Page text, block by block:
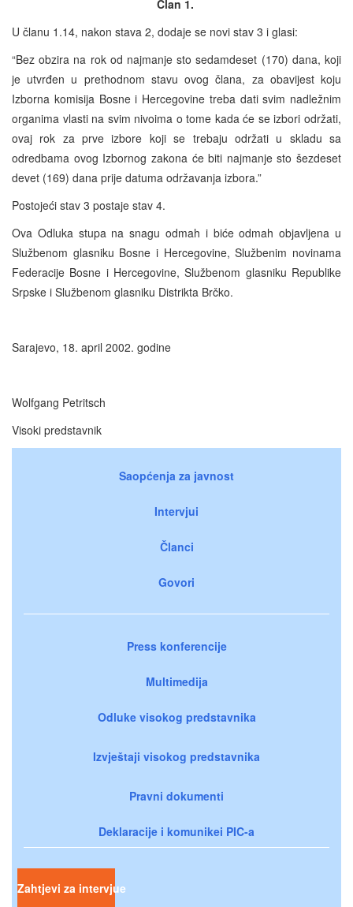
Član 1.
U članu 1.14, nakon stava 2, dodaje se novi stav 3 i glasi:
“Bez obzira na rok od najmanje sto sedamdeset (170) dana, koji
je utvrđen u prethodnom stavu ovog člana, za obavijest koju
Izborna komisija Bosne i Hercegovine treba dati svim nadležnim
organima vlasti na svim nivoima o tome kada će se izbori održati,
ovaj rok za prve izbore koji se trebaju održati u skladu sa
odredbama ovog Izbornog zakona će biti najmanje sto šezdeset
devet (169) dana prije datuma održavanja izbora.”
Postojeći stav 3 postaje stav 4.
Ova Odluka stupa na snagu odmah i biće odmah objavljena u
Službenom glasniku Bosne i Hercegovine, Službenim novinama
Federacije Bosne i Hercegovine, Službenom glasniku Republike
Srpske i Službenom glasniku Distrikta Brčko.
Sarajevo, 18. april 2002. godine
Wolfgang Petritsch
Visoki predstavnik
Saopćenja za javnost
Intervjui
Članci
Govori
Press konferencije
Multimedija
Odluke visokog predstavnika
Izvještaji visokog predstavnika
Pravni dokumenti
Deklaracije i komunikei PIC-a
Zahtjevi za intervjue